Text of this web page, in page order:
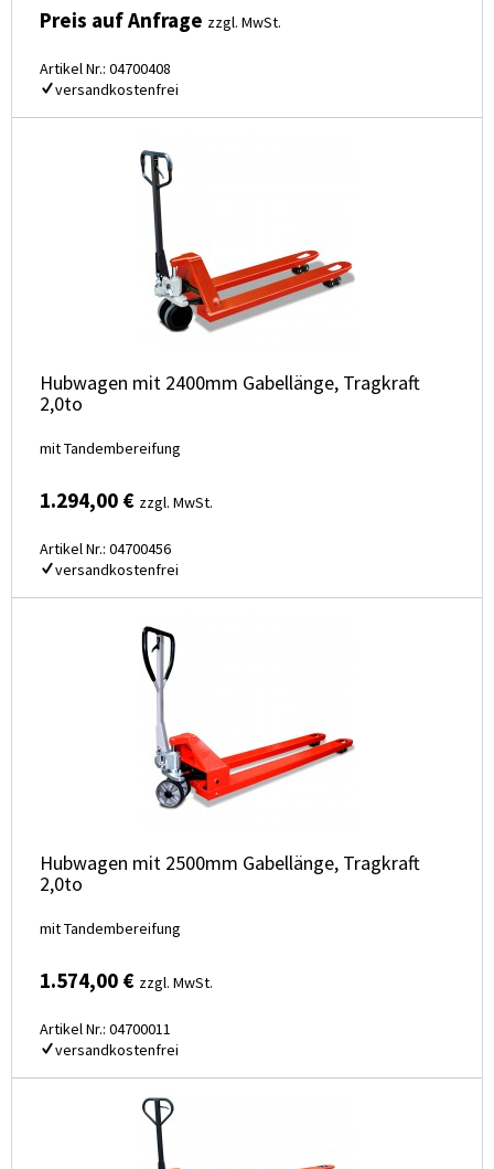
Preis auf Anfrage zzgl. MwSt.
Artikel Nr.: 04700408
versandkostenfrei
Hubwagen mit 2400mm Gabellänge, Tragkraft
2,0to
mit Tandembereifung
1.294,00 € zzgl. MwSt.
Artikel Nr.: 04700456
versandkostenfrei
Hubwagen mit 2500mm Gabellänge, Tragkraft
2,0to
mit Tandembereifung
1.574,00 € zzgl. MwSt.
Artikel Nr.: 04700011
versandkostenfrei